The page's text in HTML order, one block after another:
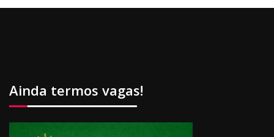
Ainda termos vagas!